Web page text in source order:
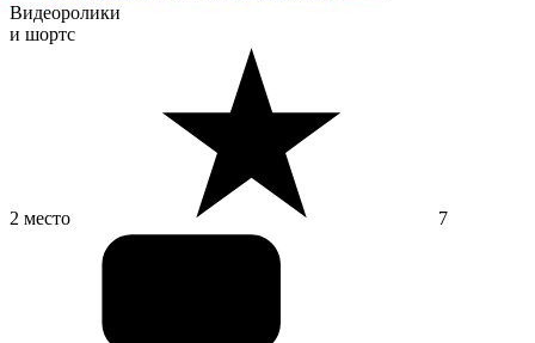
Видеоролики
и шортс
2 место 7